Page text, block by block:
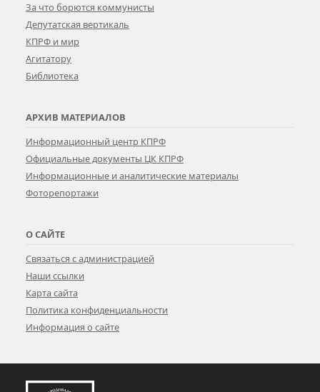
За что борются коммунисты
Депутатская вертикаль
КПРФ и мир
Агитатору
Библиотека
АРХИВ МАТЕРИАЛОВ
Информационный центр КПРФ
Официальные документы ЦК КПРФ
Информационные и аналитические материалы
Фоторепортажи
О САЙТЕ
Связаться с администрацией
Наши ссылки
Карта сайта
Политика конфиденциальности
Информация о сайте